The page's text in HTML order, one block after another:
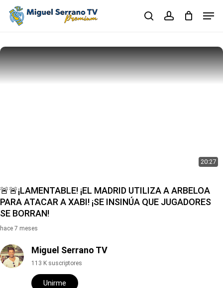
main
searchaccount
20:27
🚨🚨¡LAMENTABLE! ¡EL MADRID UTILIZA A ARBELOA
PARA ATACAR A XABI! ¡SE INSINÚA QUE JUGADORES
SE BORRAN!
hace 7 meses
Miguel Serrano TV
113 K suscriptores
Unirme